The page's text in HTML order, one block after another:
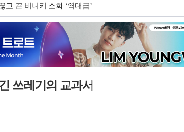
고 끈 비니키 소화 ‘역대급’
쓰레기의 교과서